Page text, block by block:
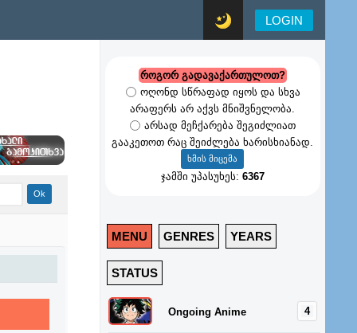
LOGIN
როგორ გადავაქართულოთ?
ოღონდ სწრაფად იყოს და სხვა
არაფერს არ აქვს მნიშვნელობა.
არსად მეჩქარება შეგიძლიათ
გააკეთოთ რაც შეიძლება ხარისხიანად.
ჯამში უპასუხეს: 6367
MENU GENRES YEARS
STATUS
4
Ongoing Anime